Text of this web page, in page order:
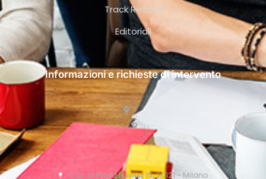
Track Record
Editoriali
Informazioni e richieste di intervento
C.so di Porta Nuova 15, 20121 - Milano